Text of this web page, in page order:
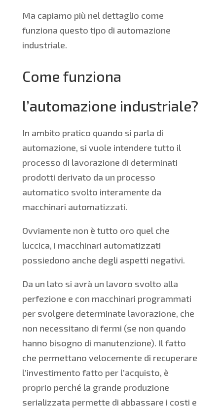
Ma capiamo più nel dettaglio come
funziona questo tipo di automazione
industriale.
Come funziona
l’automazione industriale?
In ambito pratico quando si parla di
automazione, si vuole intendere tutto il
processo di lavorazione di determinati
prodotti derivato da un processo
automatico svolto interamente da
macchinari automatizzati.
Ovviamente non è tutto oro quel che
luccica, i macchinari automatizzati
possiedono anche degli aspetti negativi.
Da un lato si avrà un lavoro svolto alla
perfezione e con macchinari programmati
per svolgere determinate lavorazione, che
non necessitano di fermi (se non quando
hanno bisogno di manutenzione). Il fatto
che permettano velocemente di recuperare
l’investimento fatto per l’acquisto, è
proprio perché la grande produzione
serializzata permette di abbassare i costi e